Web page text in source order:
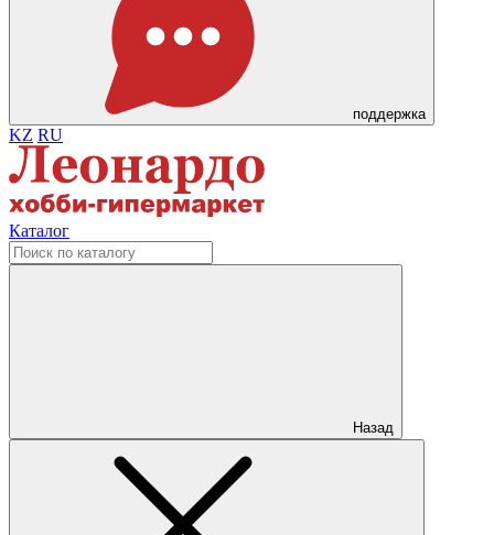
поддержка
KZ RU
Каталог
Назад